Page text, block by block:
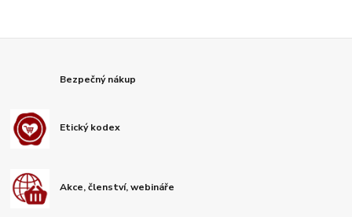
Bezpečný nákup
Etický kodex
Akce, členství, webináře